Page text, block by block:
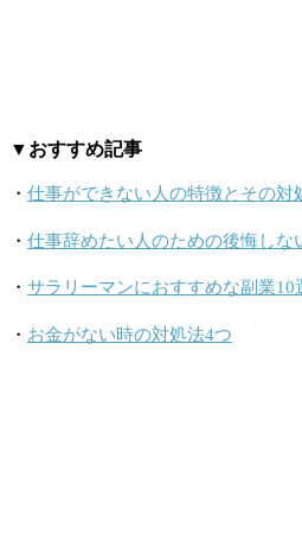
▼おすすめ記事
・ 仕事ができない人の特徴とその対
・ 仕事辞めたい人のための後悔しな
・ サラリーマンにおすすめな副業10
・ お金がない時の対処法4つ